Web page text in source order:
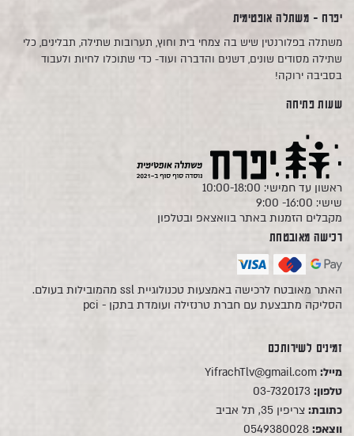
יפרח - משתלה אופטימית
משתלה בפלורנטין שיש בה צמחי בית וחוץ, תערובות שתילה, תבלינים, כלי
שתילה מסודים שונים, דשנים והדברה ועוד- כדי שתוכלו לחיות ולעבוד
בסביבה ירוקה!
שעות פתיחה
ראשון עד חמישי: 10:00-18:00
שישי: 16:00- 9:00
מקבלים הזמנות באתר בוואצאפ ובטלפון
רכישה מאובטחת
האתר מאובטח לרכישה באמצעות טכנולוגיית ssl מהמובילות בעולם.
הסליקה מתבצעת עם חברת טרנזילה ועומדת בתקן - pci
זמינים לשירותכם
מייל: YifrachTlv@gmail.com
טלפון: 03-7320173
כתובת: צריפין 35, תל אביב
ווצאפ: 0549380028